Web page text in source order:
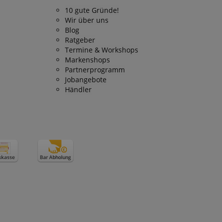
10 gute Gründe!
Wir über uns
Blog
Ratgeber
Termine & Workshops
Markenshops
Partnerprogramm
Jobangebote
Händler